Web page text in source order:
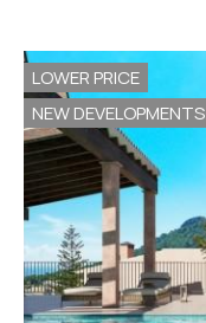
LOWER PRICE
NEW DEVELOPMENTS